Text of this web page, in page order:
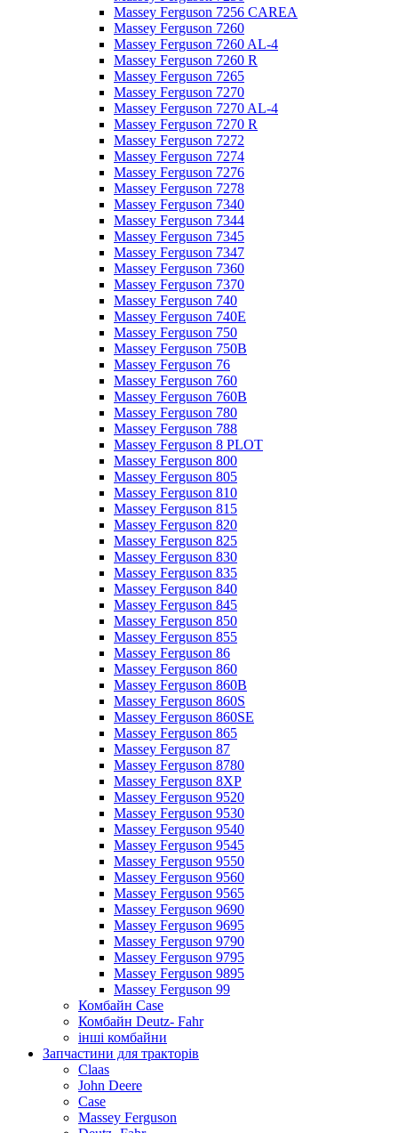
Massey Ferguson 7256 CAREA
Massey Ferguson 7260
Massey Ferguson 7260 AL-4
Massey Ferguson 7260 R
Massey Ferguson 7265
Massey Ferguson 7270
Massey Ferguson 7270 AL-4
Massey Ferguson 7270 R
Massey Ferguson 7272
Massey Ferguson 7274
Massey Ferguson 7276
Massey Ferguson 7278
Massey Ferguson 7340
Massey Ferguson 7344
Massey Ferguson 7345
Massey Ferguson 7347
Massey Ferguson 7360
Massey Ferguson 7370
Massey Ferguson 740
Massey Ferguson 740E
Massey Ferguson 750
Massey Ferguson 750B
Massey Ferguson 76
Massey Ferguson 760
Massey Ferguson 760B
Massey Ferguson 780
Massey Ferguson 788
Massey Ferguson 8 PLOT
Massey Ferguson 800
Massey Ferguson 805
Massey Ferguson 810
Massey Ferguson 815
Massey Ferguson 820
Massey Ferguson 825
Massey Ferguson 830
Massey Ferguson 835
Massey Ferguson 840
Massey Ferguson 845
Massey Ferguson 850
Massey Ferguson 855
Massey Ferguson 86
Massey Ferguson 860
Massey Ferguson 860B
Massey Ferguson 860S
Massey Ferguson 860SE
Massey Ferguson 865
Massey Ferguson 87
Massey Ferguson 8780
Massey Ferguson 8XP
Massey Ferguson 9520
Massey Ferguson 9530
Massey Ferguson 9540
Massey Ferguson 9545
Massey Ferguson 9550
Massey Ferguson 9560
Massey Ferguson 9565
Massey Ferguson 9690
Massey Ferguson 9695
Massey Ferguson 9790
Massey Ferguson 9795
Massey Ferguson 9895
Massey Ferguson 99
Комбайн Case
Комбайн Deutz- Fahr
інші комбайни
Запчастини для тракторів
Claas
John Deere
Case
Massey Ferguson